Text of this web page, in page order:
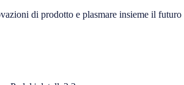
di prodotto e plasmare insieme il futuro